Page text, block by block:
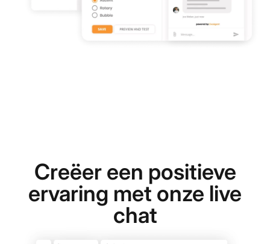
Creëer een positieve
ervaring met onze live
chat